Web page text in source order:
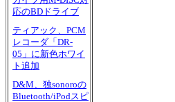
応のBDドライブ
ティアック、PCM
レコーダ「DR-
05」に新色ホワイ
ト追加
D&M、独sonoroの
Bluetooth/iPodスピ